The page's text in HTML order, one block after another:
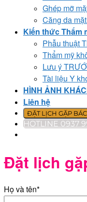
Ghép mỡ
Căng da
Kiến thức Thẩm
Phẫu thuật
Thẩm mỹ
Lưu ý
Tài liệu Y
HÌNH ẢNH
Liên hệ
ĐẶT LỊCH GẶP
HOTLINE 0937
Đặt lịch
Họ và tên*